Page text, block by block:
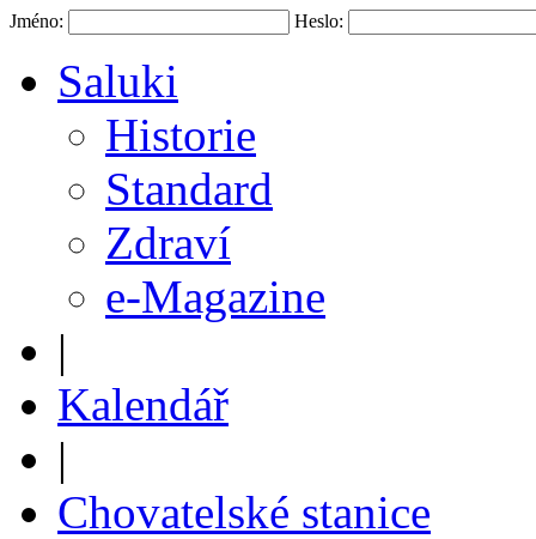
Jméno: Heslo:
Saluki
Historie
Standard
Zdraví
e-Magazine
|
Kalendář
|
Chovatelské stanice